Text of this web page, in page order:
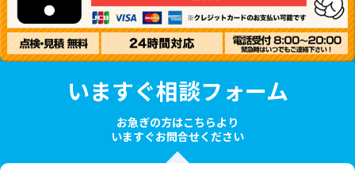
いますぐ相談フォーム
お急ぎの方はこちらより
いますぐお問合せください